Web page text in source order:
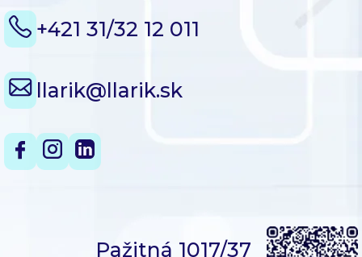
+421 31/32 12 011
llarik@llarik.sk
Pažitná 1017/37